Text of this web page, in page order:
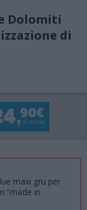
Dolomiti
di
maxi gru per
“made in